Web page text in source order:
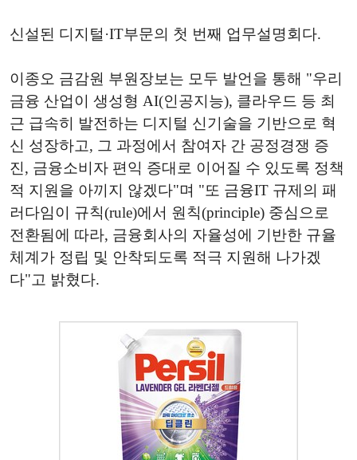
신설된 디지털·IT부문의 첫 번째 업무설명회다.
이종오 금감원 부원장보는 모두 발언을 통해 "우리
금융 산업이 생성형 AI(인공지능), 클라우드 등 최
근 급속히 발전하는 디지털 신기술을 기반으로 혁
신 성장하고, 그 과정에서 참여자 간 공정경쟁 증
진, 금융소비자 편익 증대로 이어질 수 있도록 정책
적 지원을 아끼지 않겠다"며 "또 금융IT 규제의 패
러다임이 규칙(rule)에서 원칙(principle) 중심으로
전환됨에 따라, 금융회사의 자율성에 기반한 규율
체계가 정립 및 안착되도록 적극 지원해 나가겠
다"고 밝혔다.